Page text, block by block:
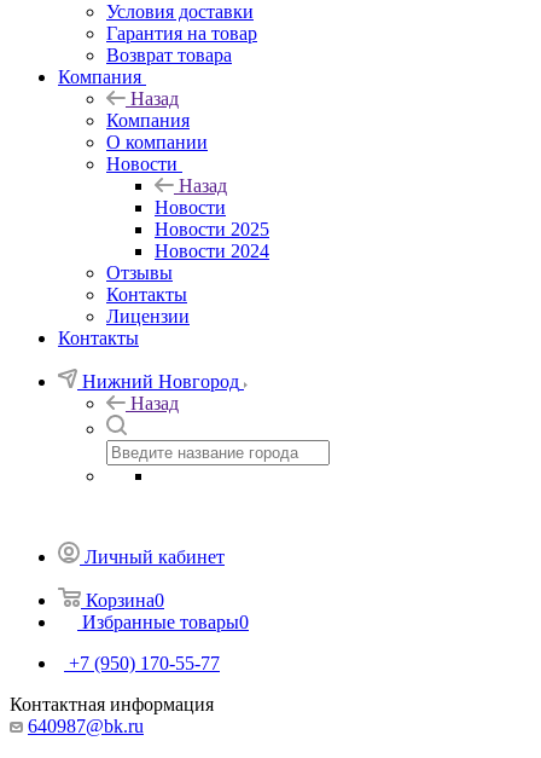
Условия доставки
Гарантия на товар
Возврат товара
Компания
Назад
Компания
О компании
Новости
Назад
Новости
Новости 2025
Новости 2024
Отзывы
Контакты
Лицензии
Контакты
Нижний Новгород
Назад
Личный кабинет
Корзина0
Избранные товары0
+7 (950) 170-55-77
Контактная информация
640987@bk.ru